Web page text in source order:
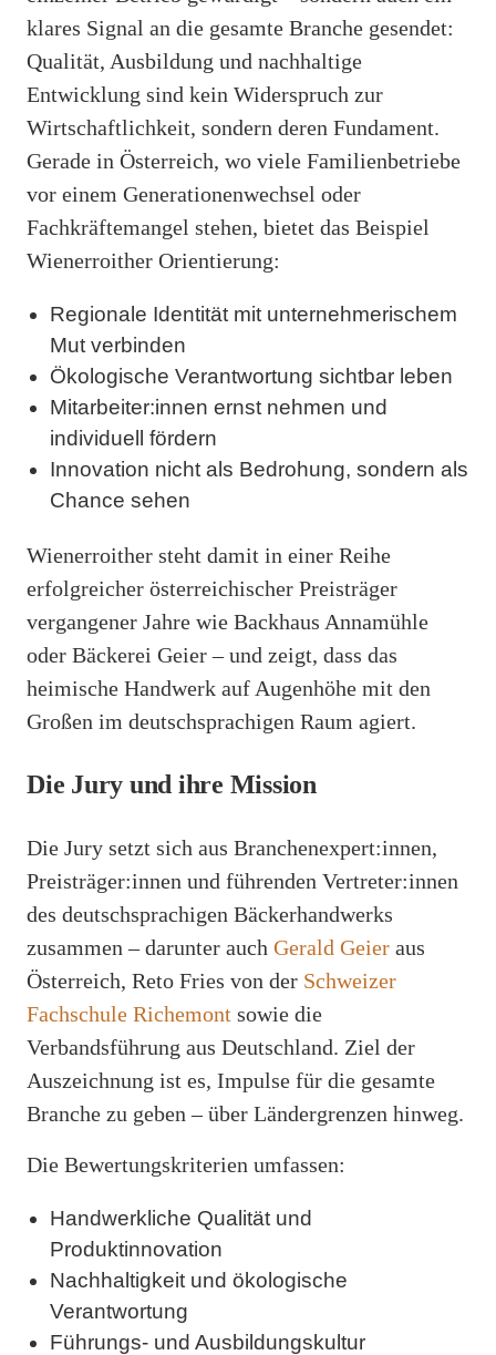
klares Signal an die gesamte Branche gesendet:
Qualität, Ausbildung und nachhaltige
Entwicklung sind kein Widerspruch zur
Wirtschaftlichkeit, sondern deren Fundament.
Gerade in Österreich, wo viele Familienbetriebe
vor einem Generationenwechsel oder
Fachkräftemangel stehen, bietet das Beispiel
Wienerroither Orientierung:
Regionale Identität mit unternehmerischem
Mut verbinden
Ökologische Verantwortung sichtbar leben
Mitarbeiter:innen ernst nehmen und
individuell fördern
Innovation nicht als Bedrohung, sondern als
Chance sehen
Wienerroither steht damit in einer Reihe
erfolgreicher österreichischer Preisträger
vergangener Jahre wie Backhaus Annamühle
oder Bäckerei Geier – und zeigt, dass das
heimische Handwerk auf Augenhöhe mit den
Großen im deutschsprachigen Raum agiert.
Die Jury und ihre Mission
Die Jury setzt sich aus Branchenexpert:innen,
Preisträger:innen und führenden Vertreter:innen
des deutschsprachigen Bäckerhandwerks
zusammen – darunter auch Gerald Geier aus
Österreich, Reto Fries von der Schweizer
Fachschule Richemont sowie die
Verbandsführung aus Deutschland. Ziel der
Auszeichnung ist es, Impulse für die gesamte
Branche zu geben – über Ländergrenzen hinweg.
Die Bewertungskriterien umfassen:
Handwerkliche Qualität und
Produktinnovation
Nachhaltigkeit und ökologische
Verantwortung
Führungs- und Ausbildungskultur